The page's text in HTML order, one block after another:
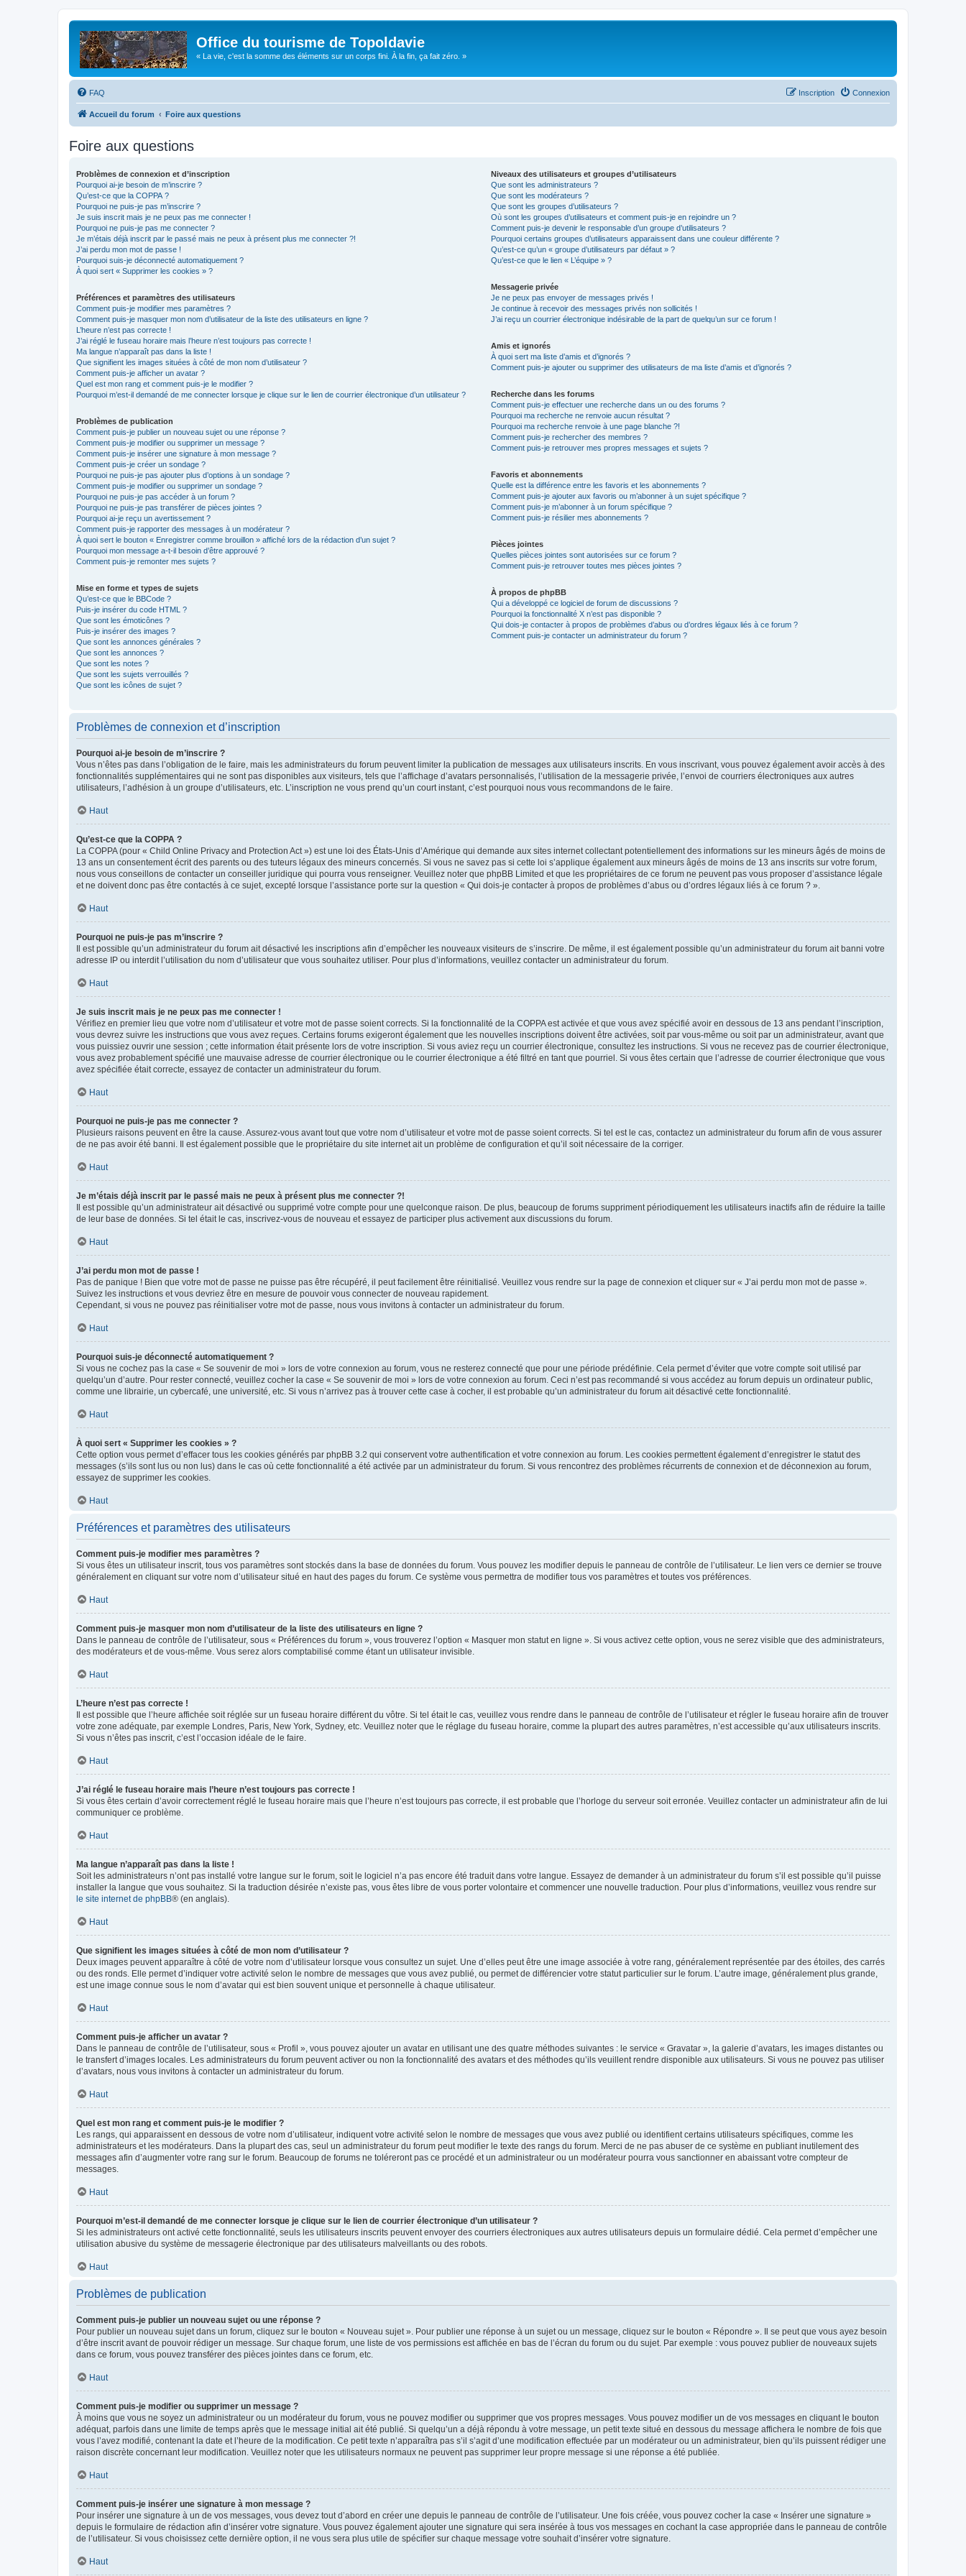
Office du tourisme de Topoldavie
« La vie, c'est la somme des éléments sur un corps fini. À la fin, ça fait zéro. »
FAQ Connexion
Inscription
Accueil du forum Foire aux questions
Foire aux questions
Problèmes de connexion et d’inscription
Pourquoi ai-je besoin de m’inscrire ?
Qu’est-ce que la COPPA ?
Pourquoi ne puis-je pas m’inscrire ?
Je suis inscrit mais je ne peux pas me connecter !
Pourquoi ne puis-je pas me connecter ?
Je m’étais déjà inscrit par le passé mais ne peux à présent plus me connecter ?!
J’ai perdu mon mot de passe !
Pourquoi suis-je déconnecté automatiquement ?
À quoi sert « Supprimer les cookies » ?
Préférences et paramètres des utilisateurs
Comment puis-je modifier mes paramètres ?
Comment puis-je masquer mon nom d’utilisateur de la liste des utilisateurs en ligne ?
L’heure n’est pas correcte !
J’ai réglé le fuseau horaire mais l’heure n’est toujours pas correcte !
Ma langue n’apparaît pas dans la liste !
Que signifient les images situées à côté de mon nom d’utilisateur ?
Comment puis-je afficher un avatar ?
Quel est mon rang et comment puis-je le modifier ?
Pourquoi m’est-il demandé de me connecter lorsque je clique sur le lien de courrier électronique d’un utilisateur ?
Problèmes de publication
Comment puis-je publier un nouveau sujet ou une réponse ?
Comment puis-je modifier ou supprimer un message ?
Comment puis-je insérer une signature à mon message ?
Comment puis-je créer un sondage ?
Pourquoi ne puis-je pas ajouter plus d’options à un sondage ?
Comment puis-je modifier ou supprimer un sondage ?
Pourquoi ne puis-je pas accéder à un forum ?
Pourquoi ne puis-je pas transférer de pièces jointes ?
Pourquoi ai-je reçu un avertissement ?
Comment puis-je rapporter des messages à un modérateur ?
À quoi sert le bouton « Enregistrer comme brouillon » affiché lors de la rédaction d’un sujet ?
Pourquoi mon message a-t-il besoin d’être approuvé ?
Comment puis-je remonter mes sujets ?
Mise en forme et types de sujets
Qu’est-ce que le BBCode ?
Puis-je insérer du code HTML ?
Que sont les émoticônes ?
Puis-je insérer des images ?
Que sont les annonces générales ?
Que sont les annonces ?
Que sont les notes ?
Que sont les sujets verrouillés ?
Que sont les icônes de sujet ?
Niveaux des utilisateurs et groupes d’utilisateurs
Que sont les administrateurs ?
Que sont les modérateurs ?
Que sont les groupes d’utilisateurs ?
Où sont les groupes d’utilisateurs et comment puis-je en rejoindre un ?
Comment puis-je devenir le responsable d’un groupe d’utilisateurs ?
Pourquoi certains groupes d’utilisateurs apparaissent dans une couleur différente ?
Qu’est-ce qu’un « groupe d’utilisateurs par défaut » ?
Qu’est-ce que le lien « L’équipe » ?
Messagerie privée
Je ne peux pas envoyer de messages privés !
Je continue à recevoir des messages privés non sollicités !
J’ai reçu un courrier électronique indésirable de la part de quelqu’un sur ce forum !
Amis et ignorés
À quoi sert ma liste d’amis et d’ignorés ?
Comment puis-je ajouter ou supprimer des utilisateurs de ma liste d’amis et d’ignorés ?
Recherche dans les forums
Comment puis-je effectuer une recherche dans un ou des forums ?
Pourquoi ma recherche ne renvoie aucun résultat ?
Pourquoi ma recherche renvoie à une page blanche ?!
Comment puis-je rechercher des membres ?
Comment puis-je retrouver mes propres messages et sujets ?
Favoris et abonnements
Quelle est la différence entre les favoris et les abonnements ?
Comment puis-je ajouter aux favoris ou m’abonner à un sujet spécifique ?
Comment puis-je m’abonner à un forum spécifique ?
Comment puis-je résilier mes abonnements ?
Pièces jointes
Quelles pièces jointes sont autorisées sur ce forum ?
Comment puis-je retrouver toutes mes pièces jointes ?
À propos de phpBB
Qui a développé ce logiciel de forum de discussions ?
Pourquoi la fonctionnalité X n’est pas disponible ?
Qui dois-je contacter à propos de problèmes d’abus ou d’ordres légaux liés à ce forum ?
Comment puis-je contacter un administrateur du forum ?
Problèmes de connexion et d’inscription
Pourquoi ai-je besoin de m’inscrire ?
Vous n’êtes pas dans l’obligation de le faire, mais les administrateurs du forum peuvent limiter la publication de messages aux utilisateurs inscrits. En vous inscrivant, vous pouvez également avoir accès à des
fonctionnalités supplémentaires qui ne sont pas disponibles aux visiteurs, tels que l’affichage d’avatars personnalisés, l’utilisation de la messagerie privée, l’envoi de courriers électroniques aux autres
utilisateurs, l’adhésion à un groupe d’utilisateurs, etc. L’inscription ne vous prend qu’un court instant, c’est pourquoi nous vous recommandons de le faire.
Haut
Qu’est-ce que la COPPA ?
La COPPA (pour « Child Online Privacy and Protection Act ») est une loi des États-Unis d’Amérique qui demande aux sites internet collectant potentiellement des informations sur les mineurs âgés de moins de
13 ans un consentement écrit des parents ou des tuteurs légaux des mineurs concernés. Si vous ne savez pas si cette loi s’applique également aux mineurs âgés de moins de 13 ans inscrits sur votre forum,
nous vous conseillons de contacter un conseiller juridique qui pourra vous renseigner. Veuillez noter que phpBB Limited et que les propriétaires de ce forum ne peuvent pas vous proposer d’assistance légale
et ne doivent donc pas être contactés à ce sujet, excepté lorsque l’assistance porte sur la question « Qui dois-je contacter à propos de problèmes d’abus ou d’ordres légaux liés à ce forum ? ».
Haut
Pourquoi ne puis-je pas m’inscrire ?
Il est possible qu’un administrateur du forum ait désactivé les inscriptions afin d’empêcher les nouveaux visiteurs de s’inscrire. De même, il est également possible qu’un administrateur du forum ait banni votre
adresse IP ou interdit l’utilisation du nom d’utilisateur que vous souhaitez utiliser. Pour plus d’informations, veuillez contacter un administrateur du forum.
Haut
Je suis inscrit mais je ne peux pas me connecter !
Vérifiez en premier lieu que votre nom d’utilisateur et votre mot de passe soient corrects. Si la fonctionnalité de la COPPA est activée et que vous avez spécifié avoir en dessous de 13 ans pendant l’inscription,
vous devrez suivre les instructions que vous avez reçues. Certains forums exigeront également que les nouvelles inscriptions doivent être activées, soit par vous-même ou soit par un administrateur, avant que
vous puissiez ouvrir une session ; cette information était présente lors de votre inscription. Si vous aviez reçu un courrier électronique, consultez les instructions. Si vous ne recevez pas de courrier électronique,
vous avez probablement spécifié une mauvaise adresse de courrier électronique ou le courrier électronique a été filtré en tant que pourriel. Si vous êtes certain que l’adresse de courrier électronique que vous
avez spécifiée était correcte, essayez de contacter un administrateur du forum.
Haut
Pourquoi ne puis-je pas me connecter ?
Plusieurs raisons peuvent en être la cause. Assurez-vous avant tout que votre nom d’utilisateur et votre mot de passe soient corrects. Si tel est le cas, contactez un administrateur du forum afin de vous assurer
de ne pas avoir été banni. Il est également possible que le propriétaire du site internet ait un problème de configuration et qu’il soit nécessaire de la corriger.
Haut
Je m’étais déjà inscrit par le passé mais ne peux à présent plus me connecter ?!
Il est possible qu’un administrateur ait désactivé ou supprimé votre compte pour une quelconque raison. De plus, beaucoup de forums suppriment périodiquement les utilisateurs inactifs afin de réduire la taille
de leur base de données. Si tel était le cas, inscrivez-vous de nouveau et essayez de participer plus activement aux discussions du forum.
Haut
J’ai perdu mon mot de passe !
Pas de panique ! Bien que votre mot de passe ne puisse pas être récupéré, il peut facilement être réinitialisé. Veuillez vous rendre sur la page de connexion et cliquer sur « J’ai perdu mon mot de passe ».
Suivez les instructions et vous devriez être en mesure de pouvoir vous connecter de nouveau rapidement.
Cependant, si vous ne pouvez pas réinitialiser votre mot de passe, nous vous invitons à contacter un administrateur du forum.
Haut
Pourquoi suis-je déconnecté automatiquement ?
Si vous ne cochez pas la case « Se souvenir de moi » lors de votre connexion au forum, vous ne resterez connecté que pour une période prédéfinie. Cela permet d’éviter que votre compte soit utilisé par
quelqu’un d’autre. Pour rester connecté, veuillez cocher la case « Se souvenir de moi » lors de votre connexion au forum. Ceci n’est pas recommandé si vous accédez au forum depuis un ordinateur public,
comme une librairie, un cybercafé, une université, etc. Si vous n’arrivez pas à trouver cette case à cocher, il est probable qu’un administrateur du forum ait désactivé cette fonctionnalité.
Haut
À quoi sert « Supprimer les cookies » ?
Cette option vous permet d’effacer tous les cookies générés par phpBB 3.2 qui conservent votre authentification et votre connexion au forum. Les cookies permettent également d’enregistrer le statut des
messages (s’ils sont lus ou non lus) dans le cas où cette fonctionnalité a été activée par un administrateur du forum. Si vous rencontrez des problèmes récurrents de connexion et de déconnexion au forum,
essayez de supprimer les cookies.
Haut
Préférences et paramètres des utilisateurs
Comment puis-je modifier mes paramètres ?
Si vous êtes un utilisateur inscrit, tous vos paramètres sont stockés dans la base de données du forum. Vous pouvez les modifier depuis le panneau de contrôle de l’utilisateur. Le lien vers ce dernier se trouve
généralement en cliquant sur votre nom d’utilisateur situé en haut des pages du forum. Ce système vous permettra de modifier tous vos paramètres et toutes vos préférences.
Haut
Comment puis-je masquer mon nom d’utilisateur de la liste des utilisateurs en ligne ?
Dans le panneau de contrôle de l’utilisateur, sous « Préférences du forum », vous trouverez l’option « Masquer mon statut en ligne ». Si vous activez cette option, vous ne serez visible que des administrateurs,
des modérateurs et de vous-même. Vous serez alors comptabilisé comme étant un utilisateur invisible.
Haut
L’heure n’est pas correcte !
Il est possible que l’heure affichée soit réglée sur un fuseau horaire différent du vôtre. Si tel était le cas, veuillez vous rendre dans le panneau de contrôle de l’utilisateur et régler le fuseau horaire afin de trouver
votre zone adéquate, par exemple Londres, Paris, New York, Sydney, etc. Veuillez noter que le réglage du fuseau horaire, comme la plupart des autres paramètres, n’est accessible qu’aux utilisateurs inscrits.
Si vous n’êtes pas inscrit, c’est l’occasion idéale de le faire.
Haut
J’ai réglé le fuseau horaire mais l’heure n’est toujours pas correcte !
Si vous êtes certain d’avoir correctement réglé le fuseau horaire mais que l’heure n’est toujours pas correcte, il est probable que l’horloge du serveur soit erronée. Veuillez contacter un administrateur afin de lui
communiquer ce problème.
Haut
Ma langue n’apparaît pas dans la liste !
Soit les administrateurs n’ont pas installé votre langue sur le forum, soit le logiciel n’a pas encore été traduit dans votre langue. Essayez de demander à un administrateur du forum s’il est possible qu’il puisse
installer la langue que vous souhaitez. Si la traduction désirée n’existe pas, vous êtes libre de vous porter volontaire et commencer une nouvelle traduction. Pour plus d’informations, veuillez vous rendre sur
le site internet de phpBB® (en anglais).
Haut
Que signifient les images situées à côté de mon nom d’utilisateur ?
Deux images peuvent apparaître à côté de votre nom d’utilisateur lorsque vous consultez un sujet. Une d’elles peut être une image associée à votre rang, généralement représentée par des étoiles, des carrés
ou des ronds. Elle permet d’indiquer votre activité selon le nombre de messages que vous avez publié, ou permet de différencier votre statut particulier sur le forum. L’autre image, généralement plus grande,
est une image connue sous le nom d’avatar qui est bien souvent unique et personnelle à chaque utilisateur.
Haut
Comment puis-je afficher un avatar ?
Dans le panneau de contrôle de l’utilisateur, sous « Profil », vous pouvez ajouter un avatar en utilisant une des quatre méthodes suivantes : le service « Gravatar », la galerie d’avatars, les images distantes ou
le transfert d’images locales. Les administrateurs du forum peuvent activer ou non la fonctionnalité des avatars et des méthodes qu’ils veuillent rendre disponible aux utilisateurs. Si vous ne pouvez pas utiliser
d’avatars, nous vous invitons à contacter un administrateur du forum.
Haut
Quel est mon rang et comment puis-je le modifier ?
Les rangs, qui apparaissent en dessous de votre nom d’utilisateur, indiquent votre activité selon le nombre de messages que vous avez publié ou identifient certains utilisateurs spécifiques, comme les
administrateurs et les modérateurs. Dans la plupart des cas, seul un administrateur du forum peut modifier le texte des rangs du forum. Merci de ne pas abuser de ce système en publiant inutilement des
messages afin d’augmenter votre rang sur le forum. Beaucoup de forums ne toléreront pas ce procédé et un administrateur ou un modérateur pourra vous sanctionner en abaissant votre compteur de
messages.
Haut
Pourquoi m’est-il demandé de me connecter lorsque je clique sur le lien de courrier électronique d’un utilisateur ?
Si les administrateurs ont activé cette fonctionnalité, seuls les utilisateurs inscrits peuvent envoyer des courriers électroniques aux autres utilisateurs depuis un formulaire dédié. Cela permet d’empêcher une
utilisation abusive du système de messagerie électronique par des utilisateurs malveillants ou des robots.
Haut
Problèmes de publication
Comment puis-je publier un nouveau sujet ou une réponse ?
Pour publier un nouveau sujet dans un forum, cliquez sur le bouton « Nouveau sujet ». Pour publier une réponse à un sujet ou un message, cliquez sur le bouton « Répondre ». Il se peut que vous ayez besoin
d’être inscrit avant de pouvoir rédiger un message. Sur chaque forum, une liste de vos permissions est affichée en bas de l’écran du forum ou du sujet. Par exemple : vous pouvez publier de nouveaux sujets
dans ce forum, vous pouvez transférer des pièces jointes dans ce forum, etc.
Haut
Comment puis-je modifier ou supprimer un message ?
À moins que vous ne soyez un administrateur ou un modérateur du forum, vous ne pouvez modifier ou supprimer que vos propres messages. Vous pouvez modifier un de vos messages en cliquant le bouton
adéquat, parfois dans une limite de temps après que le message initial ait été publié. Si quelqu’un a déjà répondu à votre message, un petit texte situé en dessous du message affichera le nombre de fois que
vous l’avez modifié, contenant la date et l’heure de la modification. Ce petit texte n’apparaîtra pas s’il s’agit d’une modification effectuée par un modérateur ou un administrateur, bien qu’ils puissent rédiger une
raison discrète concernant leur modification. Veuillez noter que les utilisateurs normaux ne peuvent pas supprimer leur propre message si une réponse a été publiée.
Haut
Comment puis-je insérer une signature à mon message ?
Pour insérer une signature à un de vos messages, vous devez tout d’abord en créer une depuis le panneau de contrôle de l’utilisateur. Une fois créée, vous pouvez cocher la case « Insérer une signature »
depuis le formulaire de rédaction afin d’insérer votre signature. Vous pouvez également ajouter une signature qui sera insérée à tous vos messages en cochant la case appropriée dans le panneau de contrôle
de l’utilisateur. Si vous choisissez cette dernière option, il ne vous sera plus utile de spécifier sur chaque message votre souhait d’insérer votre signature.
Haut